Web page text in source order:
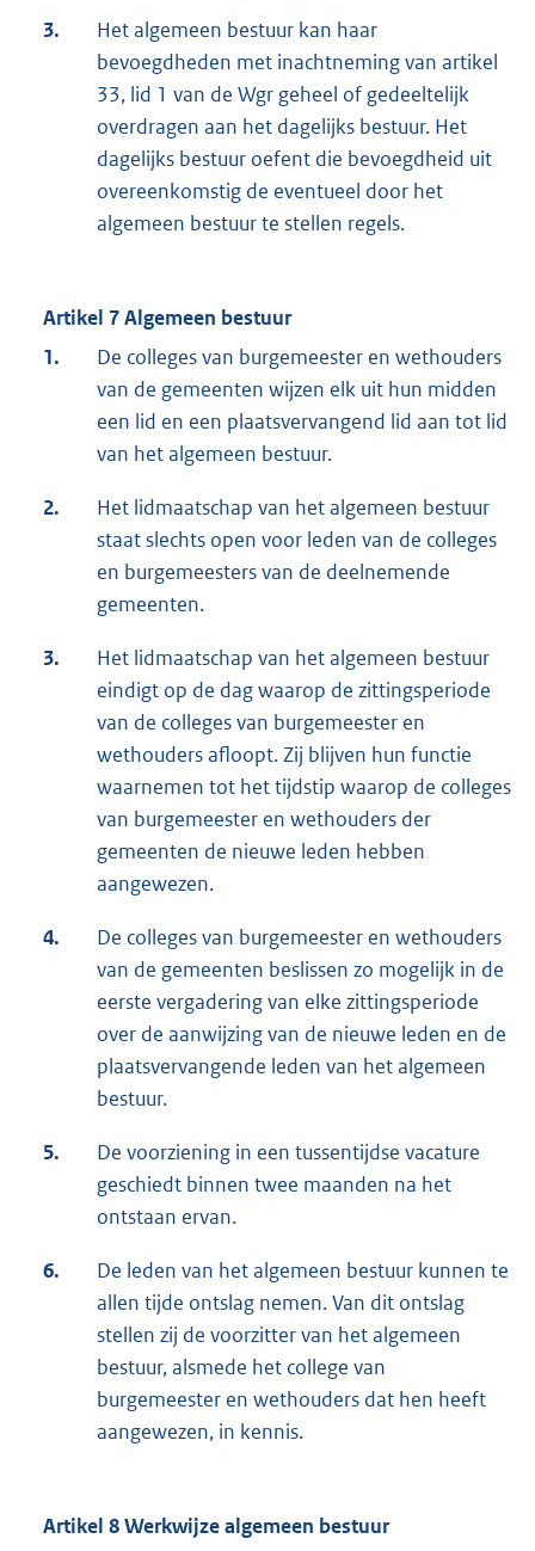
3.
Het algemeen bestuur kan haar
bevoegdheden met inachtneming van artikel
33, lid 1 van de Wgr geheel of gedeeltelijk
overdragen aan het dagelijks bestuur. Het
dagelijks bestuur oefent die bevoegdheid uit
overeenkomstig de eventueel door het
algemeen bestuur te stellen regels.
Artikel 7 Algemeen bestuur
1.
De colleges van burgemeester en wethouders
van de gemeenten wijzen elk uit hun midden
een lid en een plaatsvervangend lid aan tot lid
van het algemeen bestuur.
2.
Het lidmaatschap van het algemeen bestuur
staat slechts open voor leden van de colleges
en burgemeesters van de deelnemende
gemeenten.
3.
Het lidmaatschap van het algemeen bestuur
eindigt op de dag waarop de zittingsperiode
van de colleges van burgemeester en
wethouders afloopt. Zij blijven hun functie
waarnemen tot het tijdstip waarop de colleges
van burgemeester en wethouders der
gemeenten de nieuwe leden hebben
aangewezen.
4.
De colleges van burgemeester en wethouders
van de gemeenten beslissen zo mogelijk in de
eerste vergadering van elke zittingsperiode
over de aanwijzing van de nieuwe leden en de
plaatsvervangende leden van het algemeen
bestuur.
5.
De voorziening in een tussentijdse vacature
geschiedt binnen twee maanden na het
ontstaan ervan.
6.
De leden van het algemeen bestuur kunnen te
allen tijde ontslag nemen. Van dit ontslag
stellen zij de voorzitter van het algemeen
bestuur, alsmede het college van
burgemeester en wethouders dat hen heeft
aangewezen, in kennis.
Artikel 8 Werkwijze algemeen bestuur